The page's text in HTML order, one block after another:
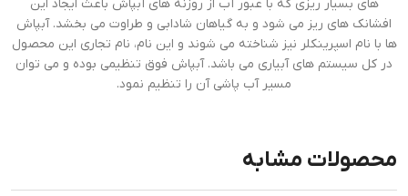
های بسیار ریزی که با عبور آب از روزنه های آبپاش باعث ایجاد این
افشانک های ریز می شود و به گیاهان شادابی و طراوت می بخشد. آبپاش
ها با نام اسپرینکلر نیز شناخته می شوند و این نام، نام تجاری این محصول
در کل سیستم های آبیاری می باشد. آبپاش فوق تنظیمی بوده و می توان
مسیر آب پاشی آن را تنظیم نمود.
محصولات مشابه